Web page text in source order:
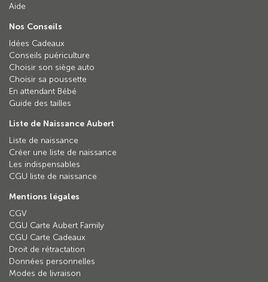
Aide
Nos Conseils
Idées Cadeaux
Conseils puériculture
Choisir son siège auto
Choisir sa poussette
En attendant Bébé
Guide des tailles
Liste de Naissance Aubert
Liste de naissance
Créer une liste de naissance
Les indispensables
CGU liste de naissance
Mentions légales
CGV
CGU Carte Aubert Family
CGU Carte Cadeaux
Droit de rétractation
Données personnelles
Modes de livraison